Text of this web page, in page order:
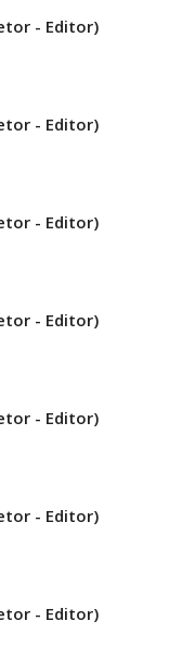
- Editor)
- Editor)
- Editor)
- Editor)
- Editor)
- Editor)
- Editor)